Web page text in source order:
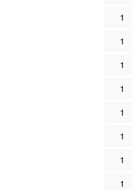
1
1
1
1
1
1
1
1